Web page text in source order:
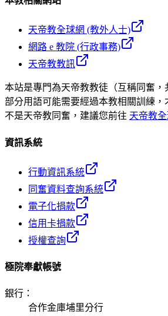
天帝教全球網 (教外人士)
網路 e 教院 (行政事務)
天帝教教訊
本站是專門為天帝教教徒（互稱同奮，
部分用語可能需要經過本教相關訓練
不是天帝教同奮，建議您前往 天帝教
資訊系統
行動資訊系統
同奮資料查詢系統
電子化捐款
信用卡捐款
授權查詢
極院奉獻帳號
銀行 ：
合作金庫埔里分行